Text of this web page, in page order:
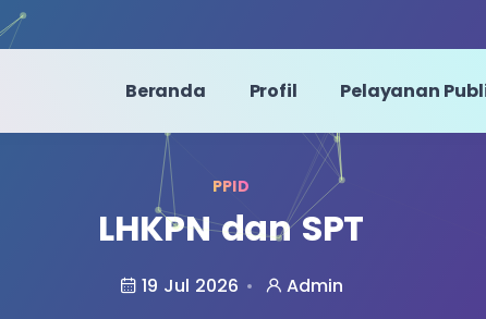
Beranda Profil Pelayanan
PPID
LHKPN dan SPT
19 Jul 2026 Admin